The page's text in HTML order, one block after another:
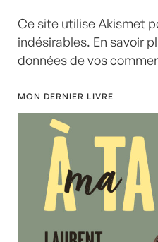
Ce site utilise Akismet
indésirables. En savoir
données de vos
MON DERNIER LIVRE